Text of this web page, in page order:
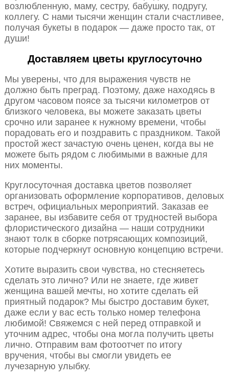
возлюбленную, маму, сестру, бабушку, подругу,
коллегу. С нами тысячи женщин стали счастливее,
получая букеты в подарок — даже просто так, от
души!
Доставляем цветы круглосуточно
Мы уверены, что для выражения чувств не
должно быть преград. Поэтому, даже находясь в
другом часовом поясе за тысячи километров от
близкого человека, вы можете заказать цветы
срочно или заранее к нужному времени, чтобы
порадовать его и поздравить с праздником. Такой
простой жест зачастую очень ценен, когда вы не
можете быть рядом с любимыми в важные для
них моменты.
Круглосуточная доставка цветов позволяет
организовать оформление корпоративов, деловых
встреч, официальных мероприятий. Заказав ее
заранее, вы избавите себя от трудностей выбора
флористического дизайна — наши сотрудники
знают толк в сборке потрясающих композиций,
которые подчеркнут основную концепцию встречи.
Хотите выразить свои чувства, но стесняетесь
сделать это лично? Или не знаете, где живет
женщина вашей мечты, но хотите сделать ей
приятный подарок? Мы быстро доставим букет,
даже если у вас есть только номер телефона
любимой! Свяжемся с ней перед отправкой и
уточним адрес, чтобы она могла получить цветы
лично. Отправим вам фотоотчет по итогу
вручения, чтобы вы смогли увидеть ее
лучезарную улыбку.